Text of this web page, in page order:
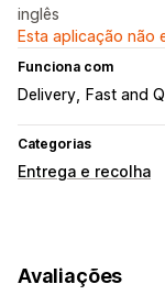
inglês
Esta aplicação não
Funciona com
Delivery Fast and
Categorias
Entrega e recolha
Avaliações